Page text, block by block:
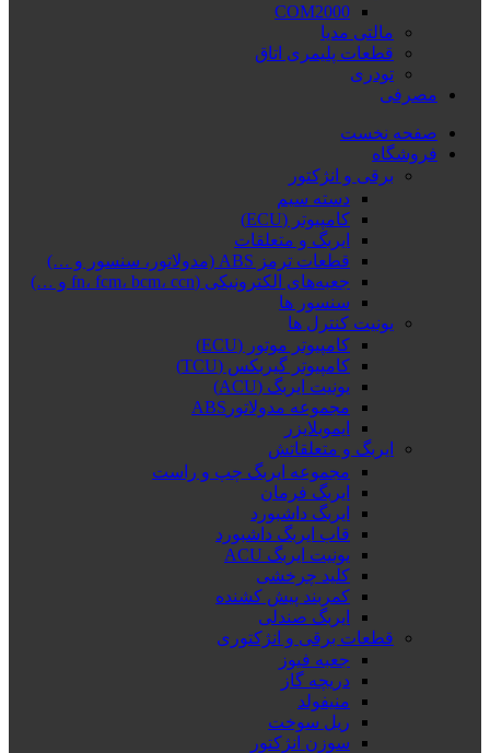
COM2000
مالتی مدیا
قطعات پلیمری اتاق
تودری
مصرفی
صفحه نخست
فروشگاه
برقی و انژکتور
دسته سیم
کامپیوتر (ECU)
ایربگ و متعلقات
قطعات ترمز ABS (مدولاتور، سنسور و …)
جعبه‌های الکترونیکی (fn، fcm، bcm، ccn و …)
سنسور ها
یونیت کنترل ها
کامپیوتر موتور (ECU)
کامپیوتر گیربکس (TCU)
یونیت ایربگ (ACU)
مجموعه مدولاتورABS
ایموبلایزر
ایربگ و متعلقاتش
مجموعه ایربگ چپ و راست
ایربگ فرمان
ایربگ داشبورد
قاب ایربگ داشبورد
یونیت ایربگ ACU
کلید چرخشی
کمربند پیش کشنده
ایربگ صندلی
قطعات برقی و انژکتوری
جعبه فیوز
دریچه گاز
منیفولد
ریل سوخت
سوزن انژکتور